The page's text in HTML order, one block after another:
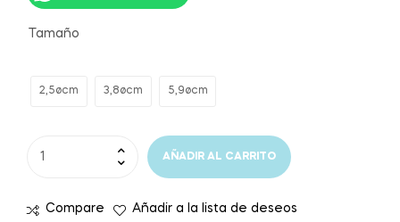
Tamaño
2,5øcm 3,8øcm 5,9øcm
AÑADIR AL CARRITO
Compare Añadir a la lista de deseos